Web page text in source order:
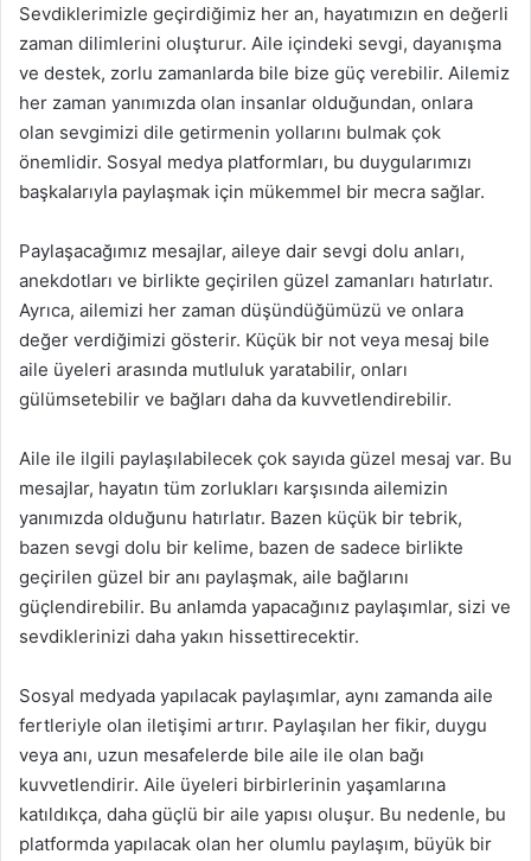
Sevdiklerimizle geçirdiğimiz her an, hayatımızın en değerli
zaman dilimlerini oluşturur. Aile içindeki sevgi, dayanışma
ve destek, zorlu zamanlarda bile bize güç verebilir. Ailemiz
her zaman yanımızda olan insanlar olduğundan, onlara
olan sevgimizi dile getirmenin yollarını bulmak çok
önemlidir. Sosyal medya platformları, bu duygularımızı
başkalarıyla paylaşmak için mükemmel bir mecra sağlar.
Paylaşacağımız mesajlar, aileye dair sevgi dolu anları,
anekdotları ve birlikte geçirilen güzel zamanları hatırlatır.
Ayrıca, ailemizi her zaman düşündüğümüzü ve onlara
değer verdiğimizi gösterir. Küçük bir not veya mesaj bile
aile üyeleri arasında mutluluk yaratabilir, onları
gülümsetebilir ve bağları daha da kuvvetlendirebilir.
Aile ile ilgili paylaşılabilecek çok sayıda güzel mesaj var. Bu
mesajlar, hayatın tüm zorlukları karşısında ailemizin
yanımızda olduğunu hatırlatır. Bazen küçük bir tebrik,
bazen sevgi dolu bir kelime, bazen de sadece birlikte
geçirilen güzel bir anı paylaşmak, aile bağlarını
güçlendirebilir. Bu anlamda yapacağınız paylaşımlar, sizi ve
sevdiklerinizi daha yakın hissettirecektir.
Sosyal medyada yapılacak paylaşımlar, aynı zamanda aile
fertleriyle olan iletişimi artırır. Paylaşılan her fikir, duygu
veya anı, uzun mesafelerde bile aile ile olan bağı
kuvvetlendirir. Aile üyeleri birbirlerinin yaşamlarına
katıldıkça, daha güçlü bir aile yapısı oluşur. Bu nedenle, bu
platformda yapılacak olan her olumlu paylaşım, büyük bir